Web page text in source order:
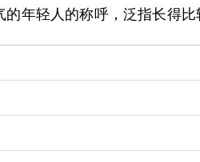
年轻人的称呼，泛指长得